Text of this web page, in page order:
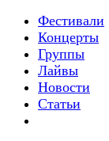
Фестивали
Концерты
Группы
Лайвы
Новости
Статьи